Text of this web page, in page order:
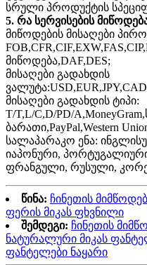
სრული პროდუქტის
5. რა სერვისების
მიწოდების მისაღები
მიწოდება,DAF,DES;
მისაღები გადახდის
მისაღები გადახდის ტიპი:
T/T,L/C,D/PD/
ბარათი,PayPal,Western
სალაპარაკო ენა:
იაპონური,
ფრანგული, რუსული,
წინა: ჩინეთის
ფერის მიკას ფხვნილი
შემდეგი: ჩინეთის
ნატურალური მიკას
ფანტელები ნაყარი